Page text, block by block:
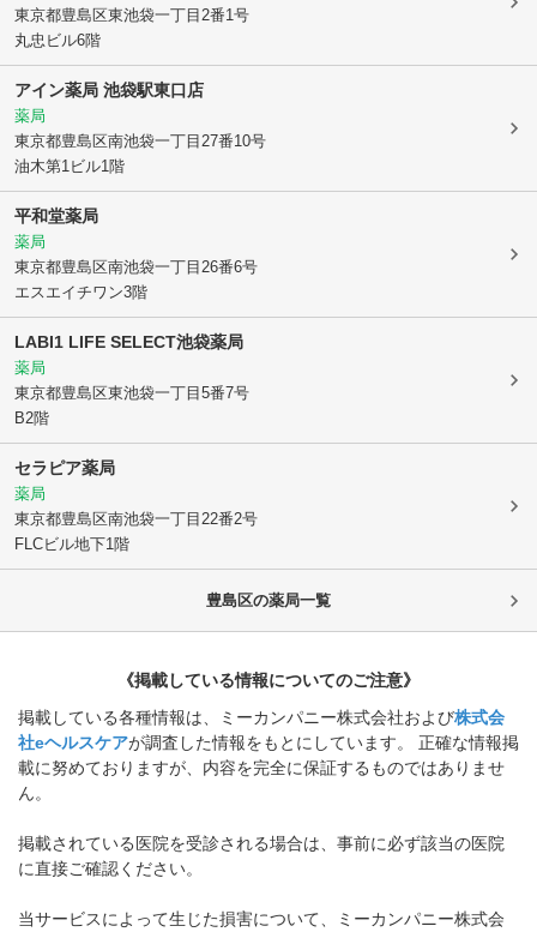
東京都豊島区東池袋一丁目2番1号
丸忠ビル6階
アイン薬局 池袋駅東口店
薬局
東京都豊島区南池袋一丁目27番10号
油木第1ビル1階
平和堂薬局
薬局
東京都豊島区南池袋一丁目26番6号
エスエイチワン3階
LABI1 LIFE SELECT池袋薬局
薬局
東京都豊島区東池袋一丁目5番7号
B2階
セラピア薬局
薬局
東京都豊島区南池袋一丁目22番2号
FLCビル地下1階
豊島区の薬局一覧
《掲載している情報についてのご注意》
掲載している各種情報は、ミーカンパニー株式会社および株式会
社eヘルスケアが調査した情報をもとにしています。 正確な情報掲
載に努めておりますが、内容を完全に保証するものではありませ
ん。
掲載されている医院を受診される場合は、事前に必ず該当の医院
に直接ご確認ください。
当サービスによって生じた損害について、ミーカンパニー株式会